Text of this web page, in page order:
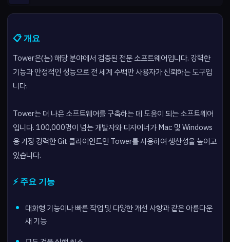
📋 개요
Tower은(는) 해당 분야에서 검증된 전문 소프트웨어입니다. 강력한
기능과 안정적인 성능으로 전 세계 수백만 사용자가 신뢰하는 도구입
니다.
Tower는 더 나은 소프트웨어를 구축하는 데 도움이 되는 소프트웨어
입니다. 100,000명이 넘는 개발자와 디자이너가 Mac 및 Windows
용 가장 강력한 Git 클라이언트인 Tower를 사용하여 생산성을 높이고
있습니다.
⚡ 주요 기능
대화형 기능이나 빠른 작업 및 다양한 개선 사항과 같은 아름다운
새 기능